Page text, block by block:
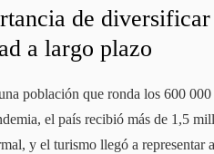
de
a largo plazo
población que ronda los 600
el país recibió más de 1,5
y el turismo llegó a representar